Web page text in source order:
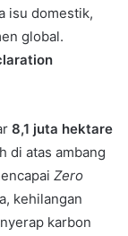
isu domestik,
global.
8,1 juta hektare
di atas ambang
Zero
kehilangan
karbon